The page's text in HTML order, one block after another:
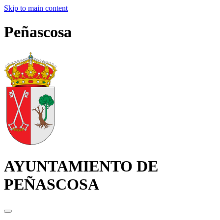
Skip to main content
Peñascosa
AYUNTAMIENTO DE
PEÑASCOSA